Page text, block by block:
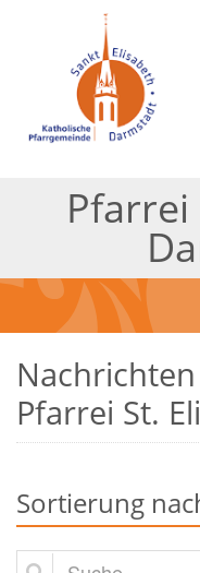
Pfarrei
Pfarrei St.
Sortierung
Suche